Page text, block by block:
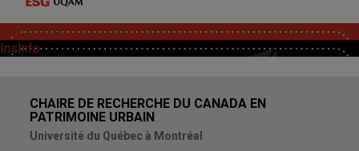
SoutChaire
InsInfo
CHAIRE DE RECHERCHE DU CANADA EN
PATRIMOINE URBAIN
Université du Québec à Montréal